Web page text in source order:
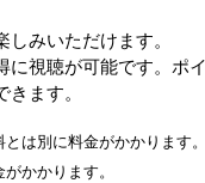
みいただけます。
に視聴が可能です。ポ
ます。
は別に料金がかかります
かかります。